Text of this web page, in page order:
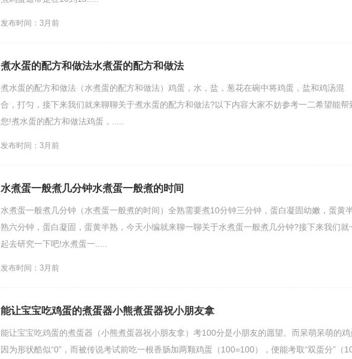
发布时间：3月前
煮水蛋的配方和做法水煮蛋的配方和做法
煮水蛋的配方和做法（水煮蛋的配方和做法）鸡蛋，水，盐，葱花在碗中将鸡蛋，盐和鸡汤混
合，打匀，接下来我们就来聊聊关于煮水蛋的配方和做法?以下内容大家不妨参考一二希望能帮
您!煮水蛋的配方和做法鸡蛋，.....
发布时间：3月前
水煮蛋一般煮几分钟水煮蛋一般煮的时间
水煮蛋一般煮几分钟（水煮蛋一般煮的时间）全熟需要煮10分钟三分钟，蛋白凝固幼嫩，蛋黄
熟六分钟，蛋白凝固，蛋黄半熟，今天小编就来聊一聊关于水煮蛋一般煮几分钟?接下来我们就
起去研究一下吧!水煮蛋一.....
发布时间：3月前
能让宝宝吃鸡蛋的煮蛋器小熊煮蛋器祝小朋友拿
能让宝宝吃鸡蛋的煮蛋器（小熊煮蛋器祝小朋友拿）考100分是小朋友的愿望。而呆萌呆萌的鸡
因为形状酷似“0”，而被传说考试前吃一根香肠加两颗鸡蛋（100=100），便能考取“双蛋分”（